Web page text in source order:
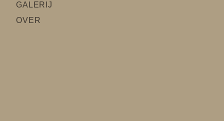
GALERIJ
OVER